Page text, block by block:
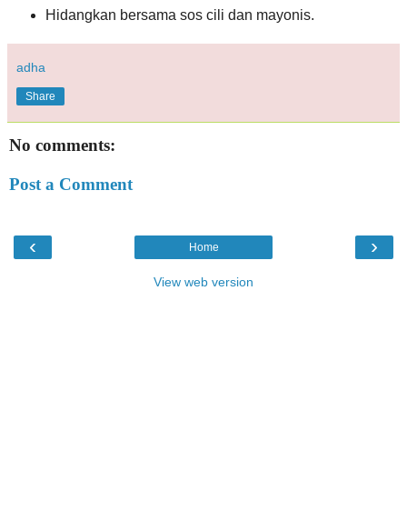
Hidangkan bersama sos cili dan mayonis.
adha
Share
No comments:
Post a Comment
‹ ›
Home
View web version